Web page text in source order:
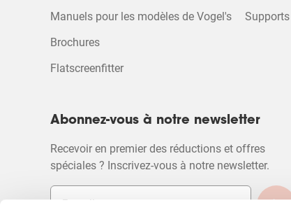
Manuels pour les modèles de Vogel's
Brochures
Flatscreenfitter
Abonnez-vous à notre newsletter
Recevoir en premier des réductions et offres
spéciales ? Inscrivez-vous à notre newsletter.